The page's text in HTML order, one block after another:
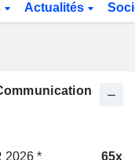
Actualités
2026 *
65x